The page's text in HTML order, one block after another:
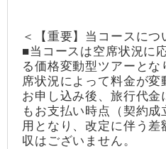
＜【重要】当コースにつ
■当コースは空席状況に
る価格変動型ツアーと
席状況によって料金が変
お申し込み後、旅行代
もお支払い時点（契約
用となり、改定に伴う
収はございません。